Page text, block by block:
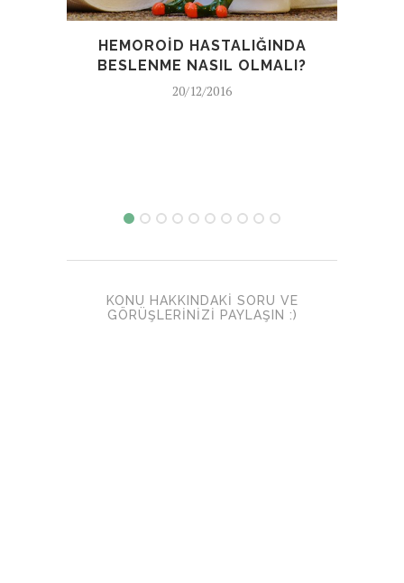
HEMOROID HASTALIĞINDA
BESLENME NASIL OLMALI?
20/12/2016
KONU HAKKINDAKI SORU VE
GÖRÜŞLERINIZI PAYLAŞIN :)